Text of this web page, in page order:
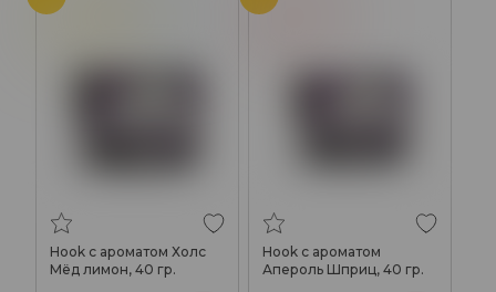
Лимон
Hook с ароматом Холс
Мёд лимон, 40 гр.
Апероль
Hook с ароматом
Апероль Шприц, 40 гр.